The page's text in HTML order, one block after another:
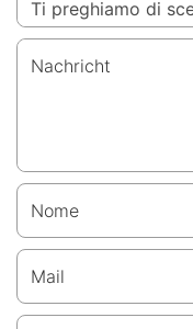
Nachricht
Nome
Mail